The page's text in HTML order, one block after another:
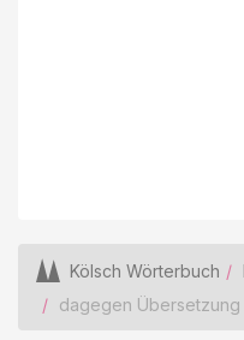
Kölsch Wörterbuch
dagegen Übersetzung